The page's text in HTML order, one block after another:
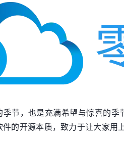
季节，也是充满希望与惊喜的
件的开源本质，致力于让大家用